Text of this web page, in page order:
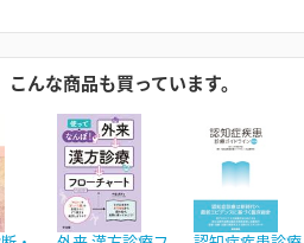
んな商品も買っています。